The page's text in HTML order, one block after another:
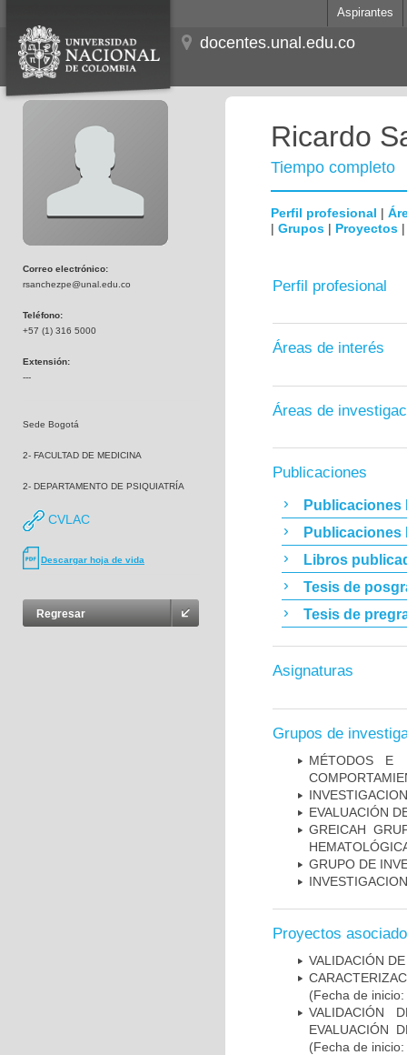
Aspirantes
docentes.unal.edu.co
Correo electrónico:
rsanchezpe@unal.edu.co
Teléfono:
+57 (1) 316 5000
Extensión:
---
Sede Bogotá
2- FACULTAD DE MEDICINA
2- DEPARTAMENTO DE PSIQUIATRÍA
CVLAC
Descargar hoja de vida
Regresar
Ricardo
Tiempo completo
Perfil profesional |
| Grupos | Proyectos
Perfil profesional
Áreas de interés
Áreas de
Publicaciones
Publicaciones
Publicaciones
Libros
Tesis de
Tesis de
Asignaturas
Grupos de
MÉTODOS E
EVALUACIÓN
GREICAH
GRUPO DE
Proyectos
VALIDACIÓN
(Fecha de
VALIDACIÓN
EVALUACIÓN
(Fecha de